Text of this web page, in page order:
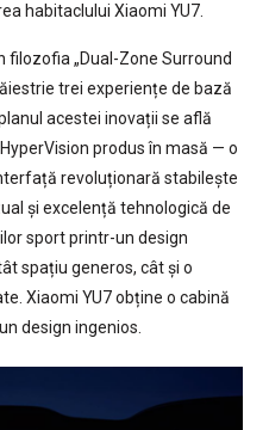
habitaclului Xiaomi YU7.
„Dual-Zone Surround
trei experiențe de bază
acestei inovații se află
produs în masă — o
revoluționară stabilește
și excelență tehnologică de
sport printr-un design
spațiu generos, cât și o
Xiaomi YU7 obține o cabină
design ingenios.